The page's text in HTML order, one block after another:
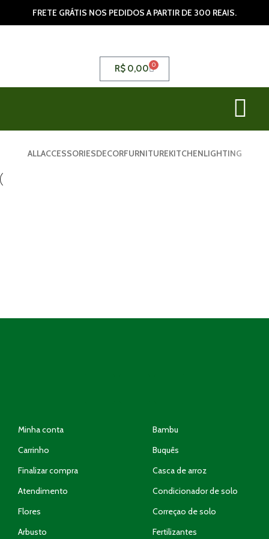
FRETE GRÁTIS NOS PEDIDOS A PARTIR DE 300 REAIS.
R$ 0,00 0
ALLACCESSORIESDECORFURNITUREKITCHENLIGHTING
Minha conta
Carrinho
Finalizar compra
Atendimento
Flores
Arbusto
Bambu
Buquês
Casca de arroz
Condicionador de solo
Correçao de solo
Fertilizantes